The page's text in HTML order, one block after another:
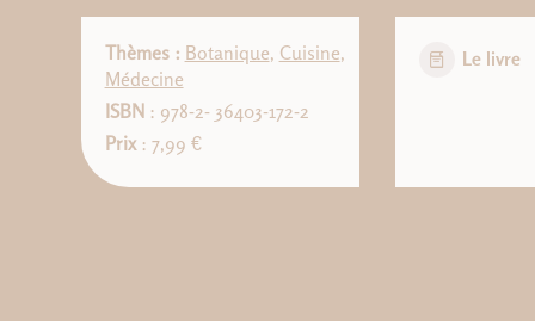
Thèmes : Botanique, Cuisine,
Médecine
ISBN : 978-2- 36403-172-2
Prix: 7,99 €
Le livre